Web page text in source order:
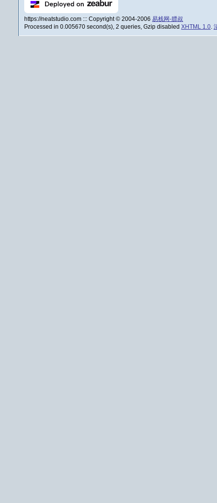
https://neatstudio.com ::: Copyright © 2004-2006 易栈网-膘叔
Processed in 0.005670 second(s), 2 queries, Gzip disabled XHTML 1.0.